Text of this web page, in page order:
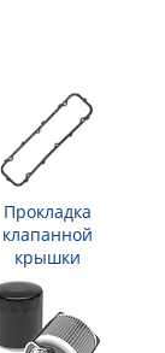
Прокладка
клапанной
крышки